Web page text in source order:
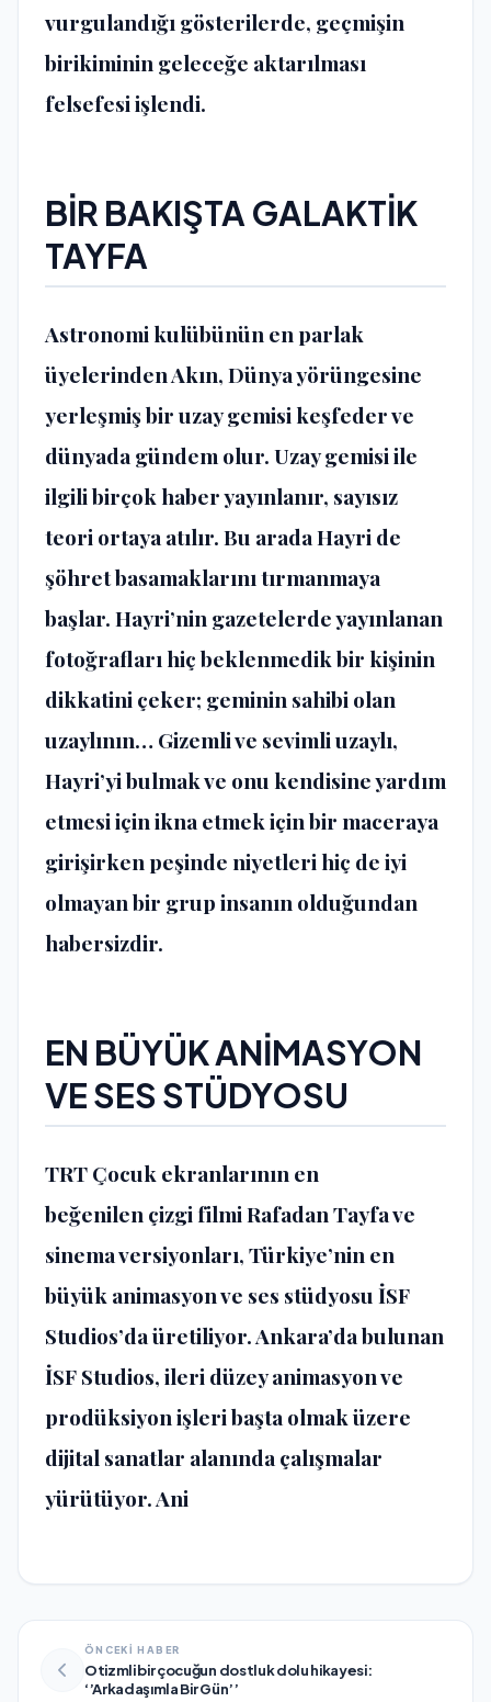
vurgulandığı gösterilerde, geçmişin
birikiminin geleceğe aktarılması
felsefesi işlendi.
BİR BAKIŞTA GALAKTİK
TAYFA
Astronomi kulübünün en parlak
üyelerinden Akın, Dünya yörüngesine
yerleşmiş bir uzay gemisi keşfeder ve
dünyada gündem olur. Uzay gemisi ile
ilgili birçok haber yayınlanır, sayısız
teori ortaya atılır. Bu arada Hayri de
şöhret basamaklarını tırmanmaya
başlar. Hayri’nin gazetelerde yayınlanan
fotoğrafları hiç beklenmedik bir kişinin
dikkatini çeker; geminin sahibi olan
uzaylının… Gizemli ve sevimli uzaylı,
Hayri’yi bulmak ve onu kendisine yardım
etmesi için ikna etmek için bir maceraya
girişirken peşinde niyetleri hiç de iyi
olmayan bir grup insanın olduğundan
habersizdir.
EN BÜYÜK ANİMASYON
VE SES STÜDYOSU
TRT Çocuk ekranlarının en
beğenilen çizgi filmi Rafadan Tayfa ve
sinema versiyonları, Türkiye’nin en
büyük animasyon ve ses stüdyosu İSF
Studios’da üretiliyor. Ankara’da bulunan
İSF Studios, ileri düzey animasyon ve
prodüksiyon işleri başta olmak üzere
dijital sanatlar alanında çalışmalar
yürütüyor. Ani
ÖNCEKİ HABER
Otizmli bir çocuğun dostluk dolu hikayesi:
‘’Arkadaşımla Bir Gün’’